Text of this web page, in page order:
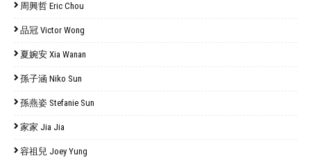
周興哲 Eric Chou
品冠 Victor Wong
夏婉安 Xia Wanan
孫子涵 Niko Sun
孫燕姿 Stefanie Sun
家家 Jia Jia
容祖兒 Joey Yung